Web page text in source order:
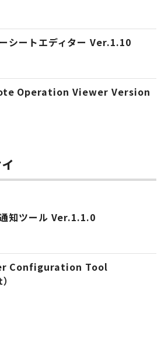
シートエディター Ver.1.10
Operation Viewer Version
知ツール Ver.1.1.0
Configuration Tool